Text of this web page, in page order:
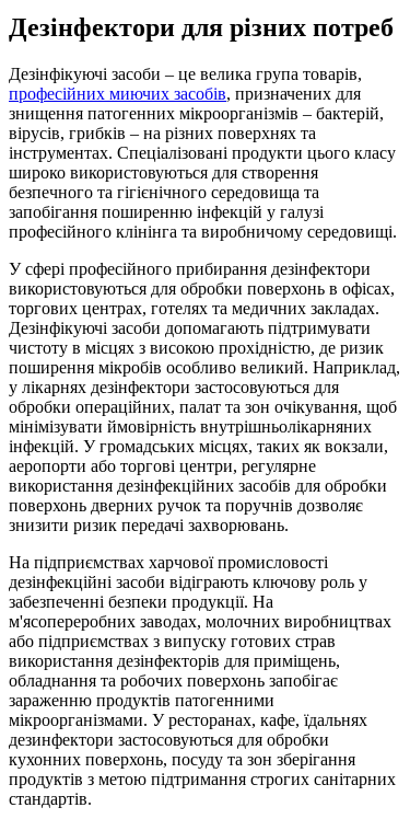
Дезінфектори для різних потреб
Дезінфікуючі засоби – це велика група товарів,
професійних миючих засобів, призначених для
знищення патогенних мікроорганізмів – бактерій,
вірусів, грибків – на різних поверхнях та
інструментах. Спеціалізовані продукти цього класу
широко використовуються для створення
безпечного та гігієнічного середовища та
запобігання поширенню інфекцій у галузі
професійного клінінга та виробничому середовищі.
У сфері професійного прибирання дезінфектори
використовуються для обробки поверхонь в офісах,
торгових центрах, готелях та медичних закладах.
Дезінфікуючі засоби допомагають підтримувати
чистоту в місцях з високою прохідністю, де ризик
поширення мікробів особливо великий. Наприклад,
у лікарнях дезінфектори застосовуються для
обробки операційних, палат та зон очікування, щоб
мінімізувати ймовірність внутрішньолікарняних
інфекцій. У громадських місцях, таких як вокзали,
аеропорти або торгові центри, регулярне
використання дезінфекційних засобів для обробки
поверхонь дверних ручок та поручнів дозволяє
знизити ризик передачі захворювань.
На підприємствах харчової промисловості
дезінфекційні засоби відіграють ключову роль у
забезпеченні безпеки продукції. На
м'ясопереробних заводах, молочних виробництвах
або підприємствах з випуску готових страв
використання дезінфекторів для приміщень,
обладнання та робочих поверхонь запобігає
зараженню продуктів патогенними
мікроорганізмами. У ресторанах, кафе, їдальнях
дезинфектори застосовуються для обробки
кухонних поверхонь, посуду та зон зберігання
продуктів з метою підтримання строгих санітарних
стандартів.